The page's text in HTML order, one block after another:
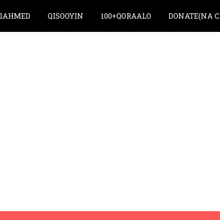
QISOOYIN 100+QORAALO DONATE(NA